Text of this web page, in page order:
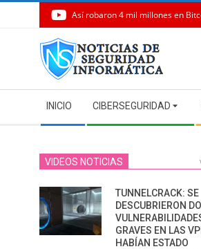
Así robaron 4 mil millones en
Navigation
Menu
INICIO CIBERSEGURIDAD
VIDEOS NOTICIAS
TUNNELCRACK: SE
DESCUBRIERON
GRAVES EN LAS
HABÍAN ESTADO